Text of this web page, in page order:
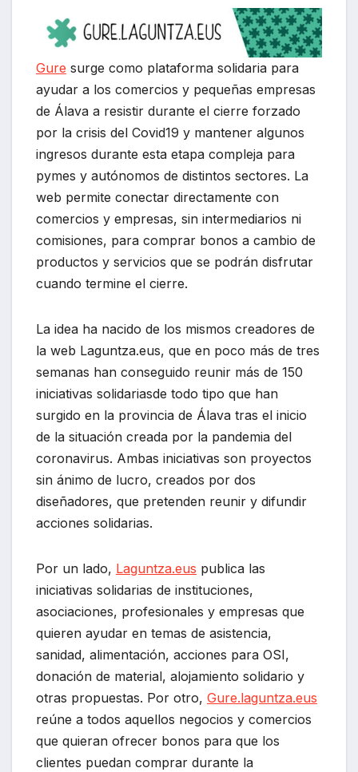
Gure surge como plataforma solidaria para
ayudar a los comercios y pequeñas empresas
de Álava a resistir durante el cierre forzado
por la crisis del Covid19 y mantener algunos
ingresos durante esta etapa compleja para
pymes y autónomos de distintos sectores. La
web permite conectar directamente con
comercios y empresas, sin intermediarios ni
comisiones, para comprar bonos a cambio de
productos y servicios que se podrán disfrutar
cuando termine el cierre.
La idea ha nacido de los mismos creadores de
la web Laguntza.eus, que en poco más de tres
semanas han conseguido reunir más de 150
iniciativas solidariasde todo tipo que han
surgido en la provincia de Álava tras el inicio
de la situación creada por la pandemia del
coronavirus. Ambas iniciativas son proyectos
sin ánimo de lucro, creados por dos
diseñadores, que pretenden reunir y difundir
acciones solidarias.
Por un lado, Laguntza.eus publica las
iniciativas solidarias de instituciones,
asociaciones, profesionales y empresas que
quieren ayudar en temas de asistencia,
sanidad, alimentación, acciones para OSI,
donación de material, alojamiento solidario y
otras propuestas. Por otro, Gure.laguntza.eus
reúne a todos aquellos negocios y comercios
que quieran ofrecer bonos para que los
clientes puedan comprar durante la